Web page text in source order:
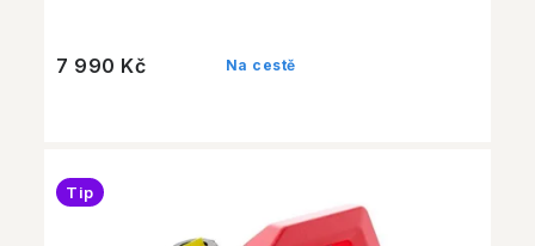
Na cestě
7 990 Kč
Tip